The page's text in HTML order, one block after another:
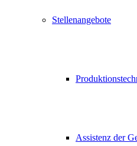
Stellenangebote
Assistenz der